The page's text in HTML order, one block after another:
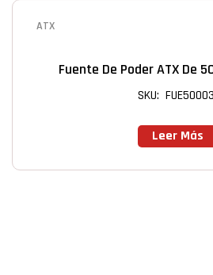
ATX
Fuente De Poder ATX De
SKU: FUE50003
Leer Más